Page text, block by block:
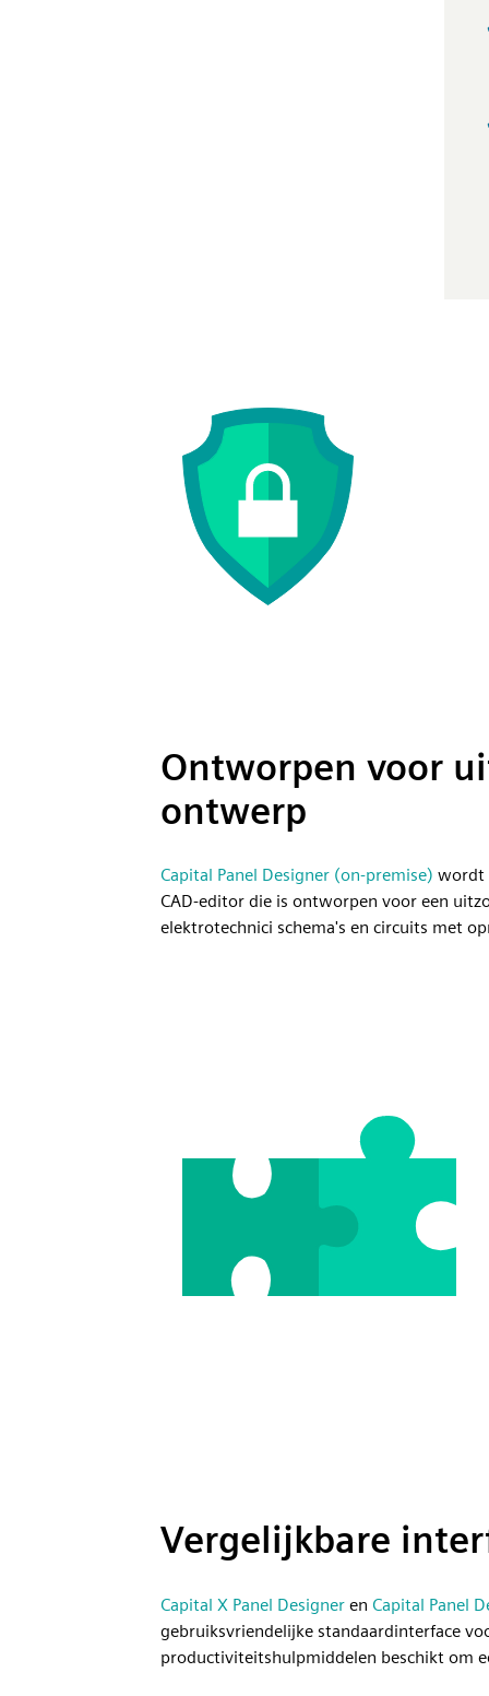
Ontworpen voor
ontwerp
Capital Panel Designer (on-premise) wordt
CAD-editor die is ontworpen voor een
elektrotechnici schema's en circuits met
Vergelijkbare
Capital X Panel Designer en Capital Panel
gebruiksvriendelijke standaardinterface
productiviteitshulpmiddelen beschikt om